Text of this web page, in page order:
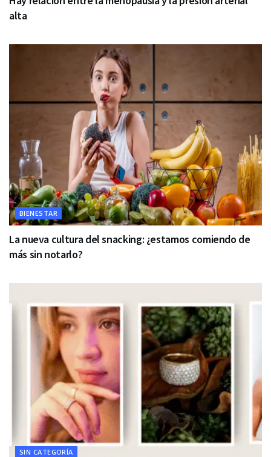
alta
BIENESTAR
La nueva cultura del snacking: ¿estamos comiendo de
más sin notarlo?
SIN CATEGORÍA